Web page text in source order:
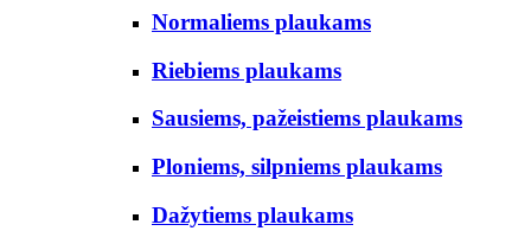
Normaliems plaukams
Riebiems plaukams
Sausiems, pažeistiems plaukams
Ploniems, silpniems plaukams
Dažytiems plaukams